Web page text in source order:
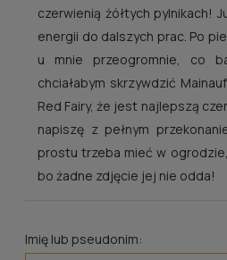
czerwienią żółtych pylnikach!
energii do dalszych prac. Po
u mnie przeogromnie, co
chciałabym skrzywdzić
Red Fairy, że jest najlepszą
napiszę z pełnym
prostu trzeba mieć w
bo żadne zdjęcie jej nie odda!
Imię lub pseudonim: